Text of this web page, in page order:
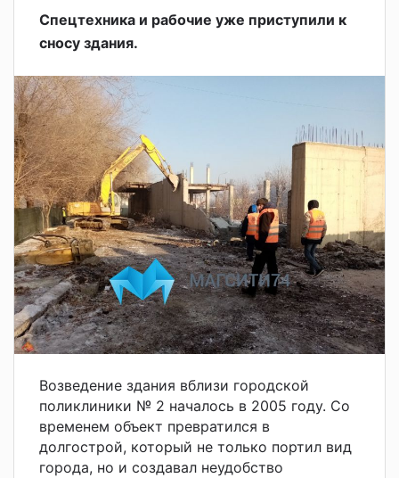
Спецтехника и рабочие уже приступили к
сносу здания.
Возведение здания вблизи городской
поликлиники № 2 началось в 2005 году. Со
временем объект превратился в
долгострой, который не только портил вид
города, но и создавал неудобство